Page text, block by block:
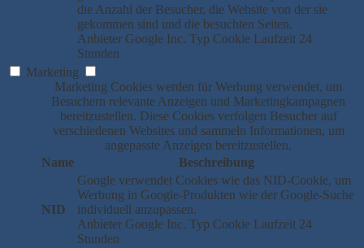
die Anzahl der Besucher, die Website von der sie
gekommen sind und die besuchten Seiten.
Anbieter Google Inc. Typ Cookie Laufzeit 24
Stunden
Marketing
Marketing Cookies werden für Werbung verwendet, um
Besuchern relevante Anzeigen und Marketingkampagnen
bereitzustellen. Diese Cookies verfolgen Besucher auf
verschiedenen Websites und sammeln Informationen, um
angepasste Anzeigen bereitzustellen.
Name
Beschreibung
NID
Google verwendet Cookies wie das NID-Cookie, um
Werbung in Google-Produkten wie der Google-Suche
individuell anzupassen.
Anbieter Google Inc. Typ Cookie Laufzeit 24
Stunden